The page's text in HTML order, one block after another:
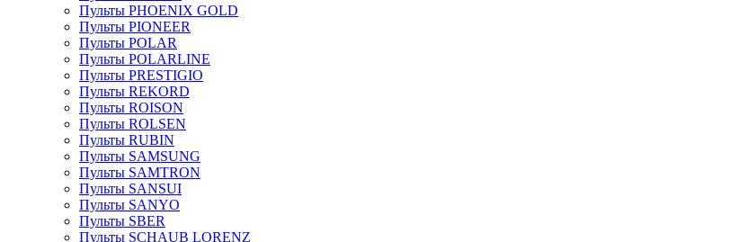
Пульты PHOENIX GOLD
Пульты PIONEER
Пульты POLAR
Пульты POLARLINE
Пульты PRESTIGIO
Пульты REKORD
Пульты ROISON
Пульты ROLSEN
Пульты RUBIN
Пульты SAMSUNG
Пульты SAMTRON
Пульты SANSUI
Пульты SANYO
Пульты SBER
Пульты SCHAUB LORENZ